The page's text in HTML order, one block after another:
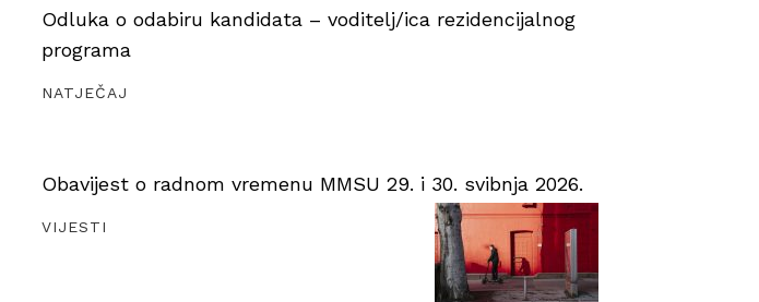
Odluka o odabiru kandidata – voditelj/ica rezidencijalnog
programa
NATJEČAJ
Obavijest o radnom vremenu MMSU 29. i 30. svibnja 2026.
VIJESTI